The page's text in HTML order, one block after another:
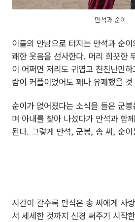
만석과 순이
이들의 만남으로 터지는 만석과 순
쾌한 웃음을 선사한다. 머리 희끗한
이 어쩌면 저리도 귀엽고 천진난만
람이 커플이었어도 꽤나 유쾌했을
순이가 없어졌다는 소식을 들은 군
며 아내를 찾아 나섰다가 만석과 함
된다. 그렇게 만석, 군봉, 송 씨, 순
시간이 갈수록 만석은 송 씨에게 사
서 세세한 것까지 신경 써주기 시작